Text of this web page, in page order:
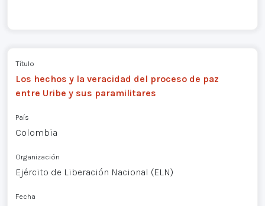
Título
Los hechos y la veracidad del proceso de paz
entre Uribe y sus paramilitares
País
Colombia
Organización
Ejército de Liberación Nacional (ELN)
Fecha